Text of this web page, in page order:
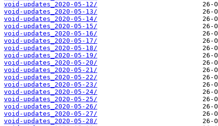
void-updates_2020-05-12/
void-updates_2020-05-13/
void-updates_2020-05-14/
void-updates_2020-05-15/
void-updates_2020-05-16/
void-updates_2020-05-17/
void-updates_2020-05-18/
void-updates_2020-05-19/
void-updates_2020-05-20/
void-updates_2020-05-21/
void-updates_2020-05-22/
void-updates_2020-05-23/
void-updates_2020-05-24/
void-updates_2020-05-25/
void-updates_2020-05-26/
void-updates_2020-05-27/
void-updates_2020-05-28/